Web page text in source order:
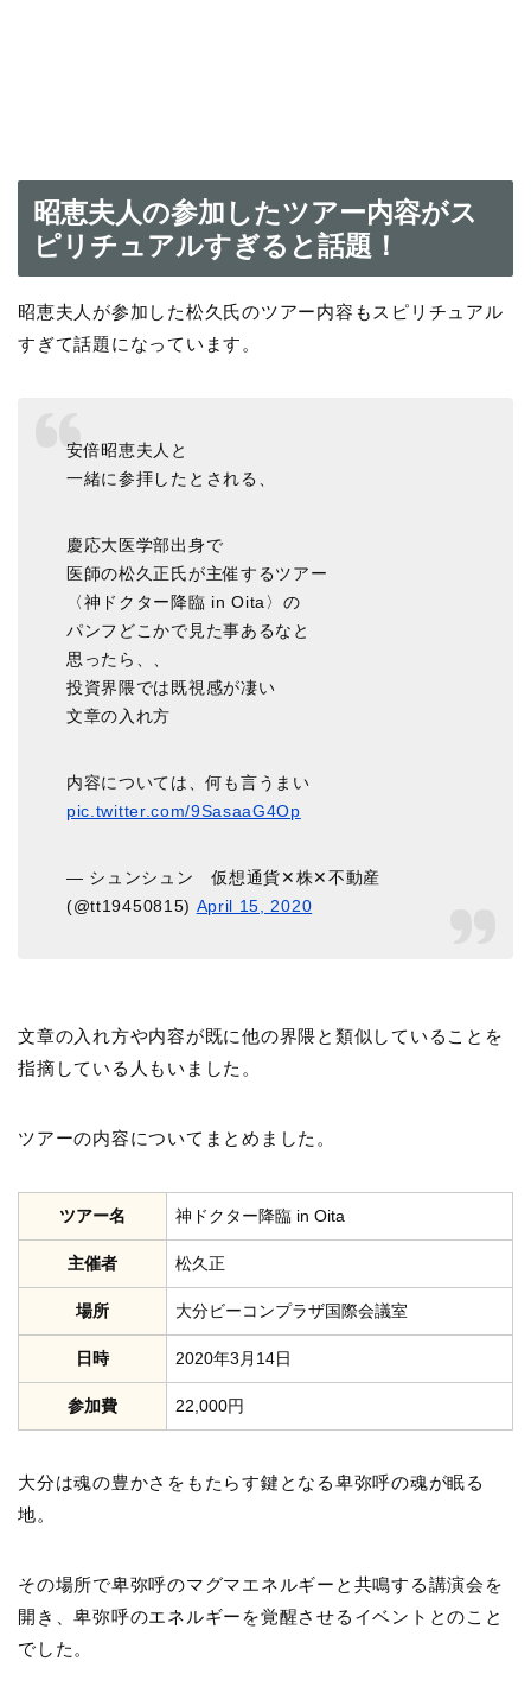
昭恵夫人の参加したツアー内容がス
ピリチュアルすぎると話題！
昭恵夫人が参加した松久氏のツアー内容もスピリチュアル
すぎて話題になっています。
安倍昭恵夫人と
一緒に参拝したとされる、
慶応大医学部出身で
医師の松久正氏が主催するツアー
〈神ドクター降臨 in Oita〉の
パンフどこかで見た事あるなと
思ったら、、
投資界隈では既視感が凄い
文章の入れ方
内容については、何も言うまい
pic.twitter.com/9SasaaG4Op
— シュンシュン 仮想通貨✕株✕不動産
(@tt19450815) April 15, 2020
文章の入れ方や内容が既に他の界隈と類似していることを
指摘している人もいました。
ツアーの内容についてまとめました。
ツアー名 神ドクター降臨 in Oita
主催者 松久正
場所 大分ビーコンプラザ国際会議室
日時 2020年3月14日
参加費 22,000円
大分は魂の豊かさをもたらす鍵となる卑弥呼の魂が眠る
地。
その場所で卑弥呼のマグマエネルギーと共鳴する講演会を
開き、卑弥呼のエネルギーを覚醒させるイベントとのこと
でした。